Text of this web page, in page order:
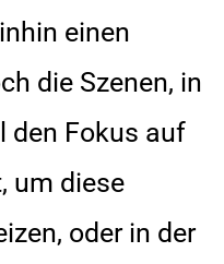
einen
die Szenen, in
den Fokus auf
um diese
oder in der